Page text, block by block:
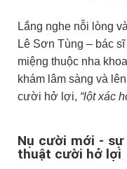
Lắng nghe nỗi lòng
Lê Sơn Tùng – bác
miệng thuộc nha
khám lâm sàng và
cười hở lợi, “lột xác
Nụ cười mới -
thuật cười hở lợi